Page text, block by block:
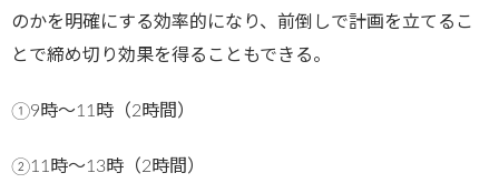
のかを明確にする効率的になり、前倒しで計画を立てるこ
とで締め切り効果を得ることもできる。
①9時～11時（2時間）
②11時～13時（2時間）